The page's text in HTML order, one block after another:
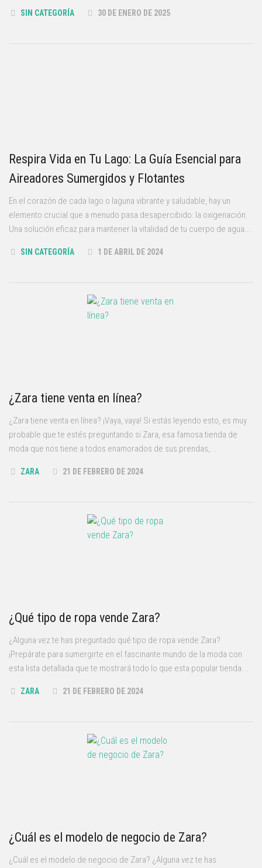
SIN CATEGORÍA 30 DE ENERO DE 2025
Respira Vida en Tu Lago: La Guía Esencial para
Aireadores Sumergidos y Flotantes
En el corazón de cada lago o laguna vibrante y saludable, hay un
elemento crucial que a menudo pasa desapercibido: la oxigenación.
Una solución eficaz para mantener la vitalidad de tu cuerpo de agua...
SIN CATEGORÍA 1 DE ABRIL DE 2024
¿Zara tiene venta en línea?
¿Zara tiene venta en línea? ¡Vaya, vaya! Si estás leyendo esto, es muy
probable que te estés preguntando si Zara, esa famosa tienda de
moda que nos tiene a todos enamorados de sus prendas,...
ZARA 21 DE FEBRERO DE 2024
¿Qué tipo de ropa vende Zara?
¿Alguna vez te has preguntado qué tipo de ropa vende Zara?
¡Prepárate para sumergirte en el fascinante mundo de la moda con
esta lista detallada que te mostrará todo lo que esta popular tienda...
ZARA 21 DE FEBRERO DE 2024
¿Cuál es el modelo de negocio de Zara?
¿Cuál es el modelo de negocio de Zara? ¿Alguna vez te has